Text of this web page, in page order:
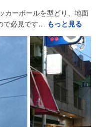
カーボールを型どり、地面
で必見です… もっと見る